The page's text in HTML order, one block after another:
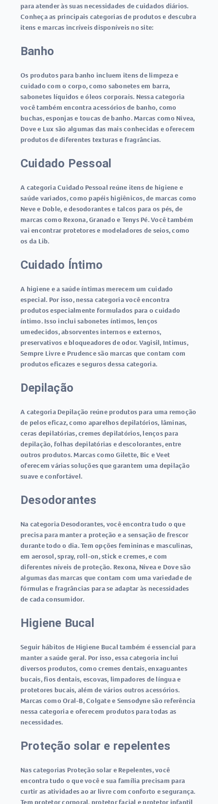
para atender às suas necessidades de cuidados diários.
Conheça as principais categorias de produtos e descubra
itens e marcas incríveis disponíveis no site:
Banho
Os produtos para banho incluem itens de limpeza e
cuidado com o corpo, como sabonetes em barra,
sabonetes líquidos e óleos corporais. Nessa categoria
você também encontra acessórios de banho, como
buchas, esponjas e toucas de banho. Marcas como Nivea,
Dove e Lux são algumas das mais conhecidas e oferecem
produtos de diferentes texturas e fragrâncias.
Cuidado Pessoal
A categoria Cuidado Pessoal reúne itens de higiene e
saúde variados, como papéis higiênicos, de marcas como
Neve e Doble, e desodorantes e talcos para os pés, de
marcas como Rexona, Granado e Tenys Pé. Você também
vai encontrar protetores e modeladores de seios, como
os da Lib.
Cuidado Íntimo
A higiene e a saúde íntimas merecem um cuidado
especial. Por isso, nessa categoria você encontra
produtos especialmente formulados para o cuidado
íntimo. Isso inclui sabonetes íntimos, lenços
umedecidos, absorventes internos e externos,
preservativos e bloqueadores de odor. Vagisil, Intimus,
Sempre Livre e Prudence são marcas que contam com
produtos eficazes e seguros dessa categoria.
Depilação
A categoria Depilação reúne produtos para uma remoção
de pelos eficaz, como aparelhos depilatórios, lâminas,
ceras depilatórias, cremes depilatórios, lenços para
depilação, folhas depilatórias e descolorantes, entre
outros produtos. Marcas como Gilette, Bic e Veet
oferecem várias soluções que garantem uma depilação
suave e confortável.
Desodorantes
Na categoria Desodorantes, você encontra tudo o que
precisa para manter a proteção e a sensação de frescor
durante todo o dia. Tem opções femininas e masculinas,
em aerosol, spray, roll-on, stick e cremes, e com
diferentes níveis de proteção. Rexona, Nivea e Dove são
algumas das marcas que contam com uma variedade de
fórmulas e fragrâncias para se adaptar às necessidades
de cada consumidor.
Higiene Bucal
Seguir hábitos de Higiene Bucal também é essencial para
manter a saúde geral. Por isso, essa categoria inclui
diversos produtos, como cremes dentais, enxaguantes
bucais, fios dentais, escovas, limpadores de língua e
protetores bucais, além de vários outros acessórios.
Marcas como Oral-B, Colgate e Sensodyne são referência
nessa categoria e oferecem produtos para todas as
necessidades.
Proteção solar e repelentes
Nas categorias Proteção solar e Repelentes, você
encontra tudo o que você e sua família precisam para
curtir as atividades ao ar livre com conforto e segurança.
Tem protetor corporal, protetor facial e protetor infantil